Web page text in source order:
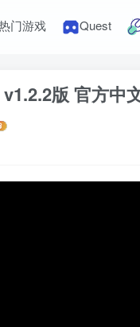
门游戏 Quest
版 官方中